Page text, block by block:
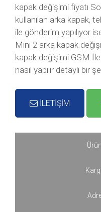
kapak değişimi fiyatı
kullanılan arka kapak,
ile gönderim yapılıyor
Mini 2 arka kapak
kapak değişimi GSM
nasıl yapılır detaylı bir
İLETİŞİM